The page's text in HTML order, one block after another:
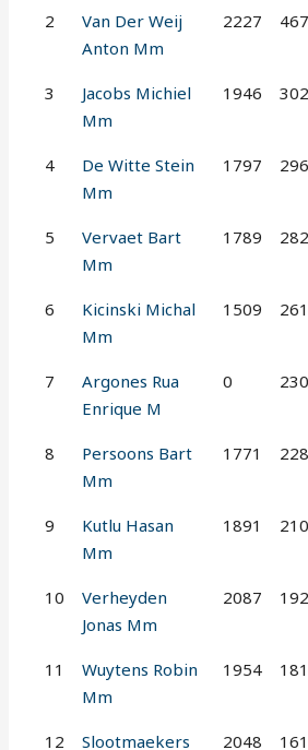
2
Van Der Weij
Anton Mm
2227 467
3
Jacobs Michiel
Mm
1946 302
4
De Witte Stein
Mm
1797 296
5
Vervaet Bart
Mm
1789 282
6
Kicinski Michal
Mm
1509 261
7
Argones Rua
Enrique M
0 230
8
Persoons Bart
Mm
1771 228
9
Kutlu Hasan
Mm
1891
10
Verheyden
Jonas Mm
2087
11
Wuytens Robin
Mm
1954 181
12
Slootmaekers
2048 161